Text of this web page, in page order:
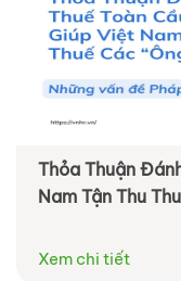
Thỏa Thuận
Nam Tận Thu
Xem chi tiết